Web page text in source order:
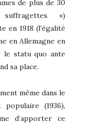
de plus de 30
»)
en 1918 (l’égalité
en Allemagne en
le statu quo ante
sa place.
même dans le
(1936),
d’apporter ce